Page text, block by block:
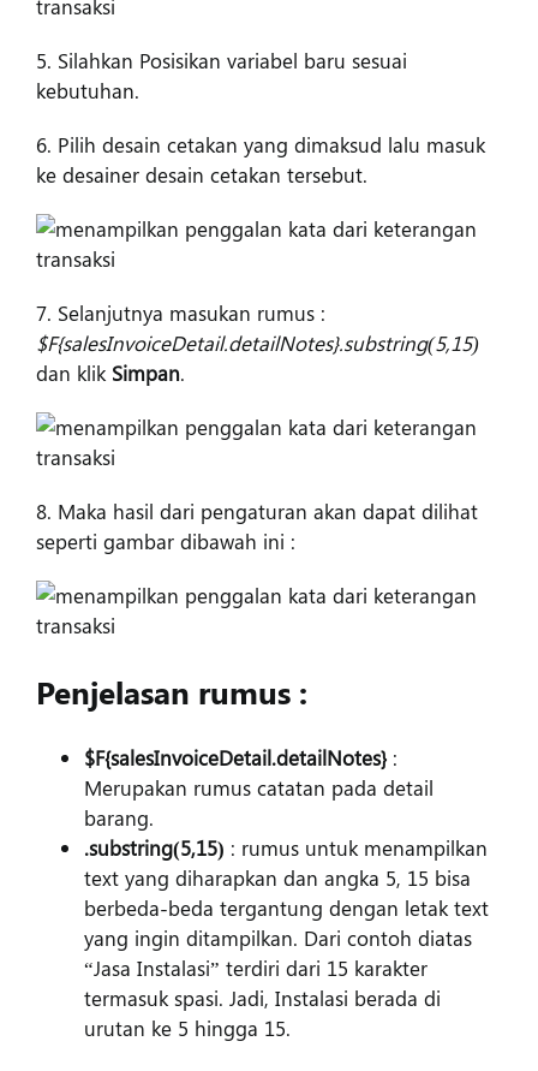
5. Silahkan Posisikan variabel baru sesuai
kebutuhan.
6. Pilih desain cetakan yang dimaksud lalu masuk
ke desainer desain cetakan tersebut.
7. Selanjutnya masukan rumus :
$F{salesInvoiceDetail.detailNotes}.substring(5,15)
dan klik Simpan.
8. Maka hasil dari pengaturan akan dapat dilihat
seperti gambar dibawah ini :
Penjelasan rumus :
$F{salesInvoiceDetail.detailNotes} :
Merupakan rumus catatan pada detail
barang.
.substring(5,15) : rumus untuk menampilkan
text yang diharapkan dan angka 5, 15 bisa
berbeda-beda tergantung dengan letak text
yang ingin ditampilkan. Dari contoh diatas
“Jasa Instalasi” terdiri dari 15 karakter
termasuk spasi. Jadi, Instalasi berada di
urutan ke 5 hingga 15.